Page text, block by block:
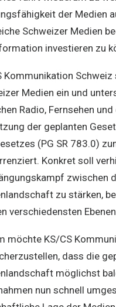
der Medien
Schweizer Medien
investieren zu
Kommunikation
Medien ein und
Radio, Fernsehen
der geplanten
(PG SR 783.0)
Konkret soll
zwischen
zu stärken,
verschiedensten
möchte KS/CS
dass die
möglichst
nun schnell